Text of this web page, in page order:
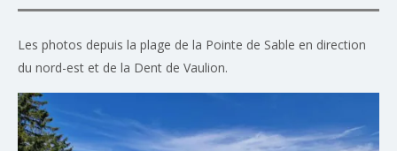
Les photos depuis la plage de la Pointe de Sable en direction
du nord-est et de la Dent de Vaulion.